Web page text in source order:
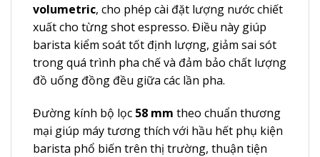
volumetric, cho phép cài đặt lượng nước chiết
xuất cho từng shot espresso. Điều này giúp
barista kiểm soát tốt định lượng, giảm sai sót
trong quá trình pha chế và đảm bảo chất lượng
đồ uống đồng đều giữa các lần pha.
Đường kính bộ lọc 58 mm theo chuẩn thương
mại giúp máy tương thích với hầu hết phụ kiện
barista phổ biến trên thị trường, thuận tiện